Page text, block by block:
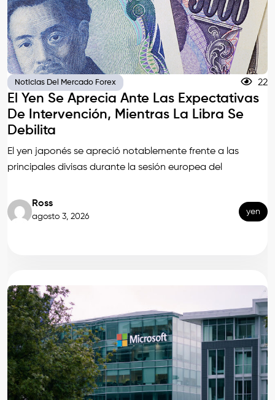
Noticias Del Mercado Forex 22
El Yen Se Aprecia Ante Las Expectativas
De Intervención, Mientras La Libra Se
Debilita
El yen japonés se apreció notablemente frente a las
principales divisas durante la sesión europea del
Ross
agosto 3, 2026
yen